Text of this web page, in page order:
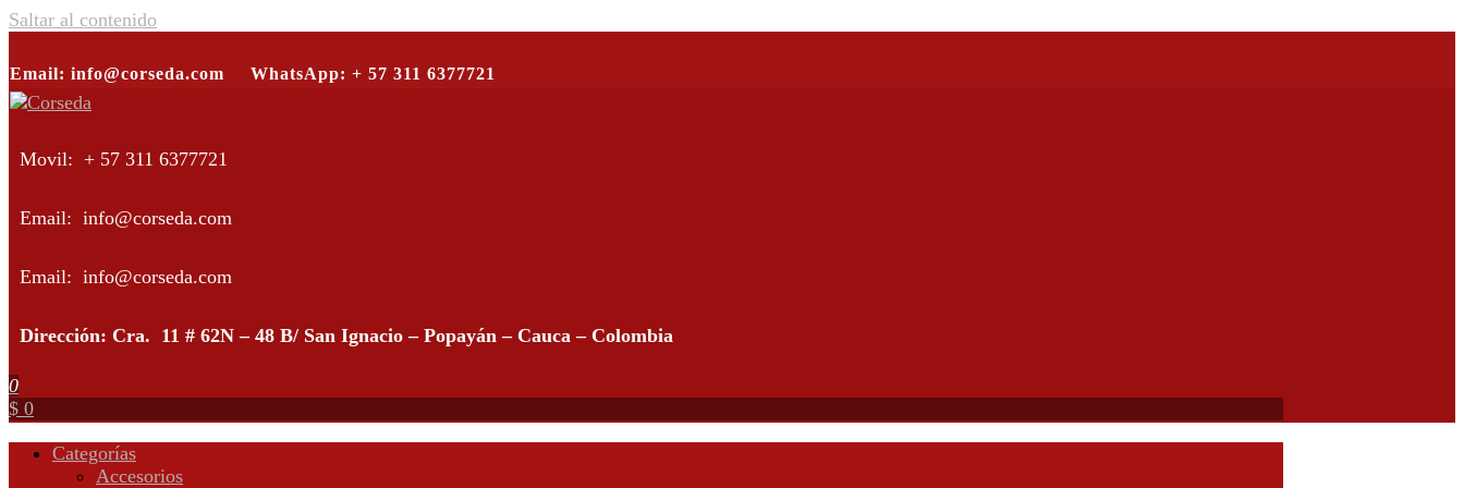
Saltar al contenido
Email: info@corseda.com WhatsApp: + 57 311 6377721
Movil: + 57 311 6377721
Email: info@corseda.com
Email: info@corseda.com
Dirección: Cra. 11 # 62N – 48 B/ San Ignacio – Popayán – Cauca – Colombia
0
$ 0
Categorías
Accesorios